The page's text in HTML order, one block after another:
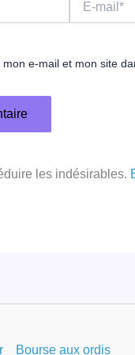
mail*
e-mail et mon site
les indésirables.
Bourse aux ordis